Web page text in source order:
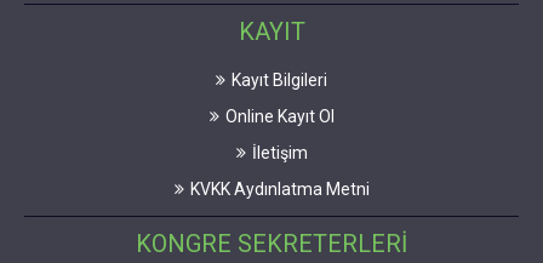
KAYIT
Kayıt Bilgileri
Online Kayıt Ol
İletişim
KVKK Aydınlatma Metni
KONGRE SEKRETERLERİ